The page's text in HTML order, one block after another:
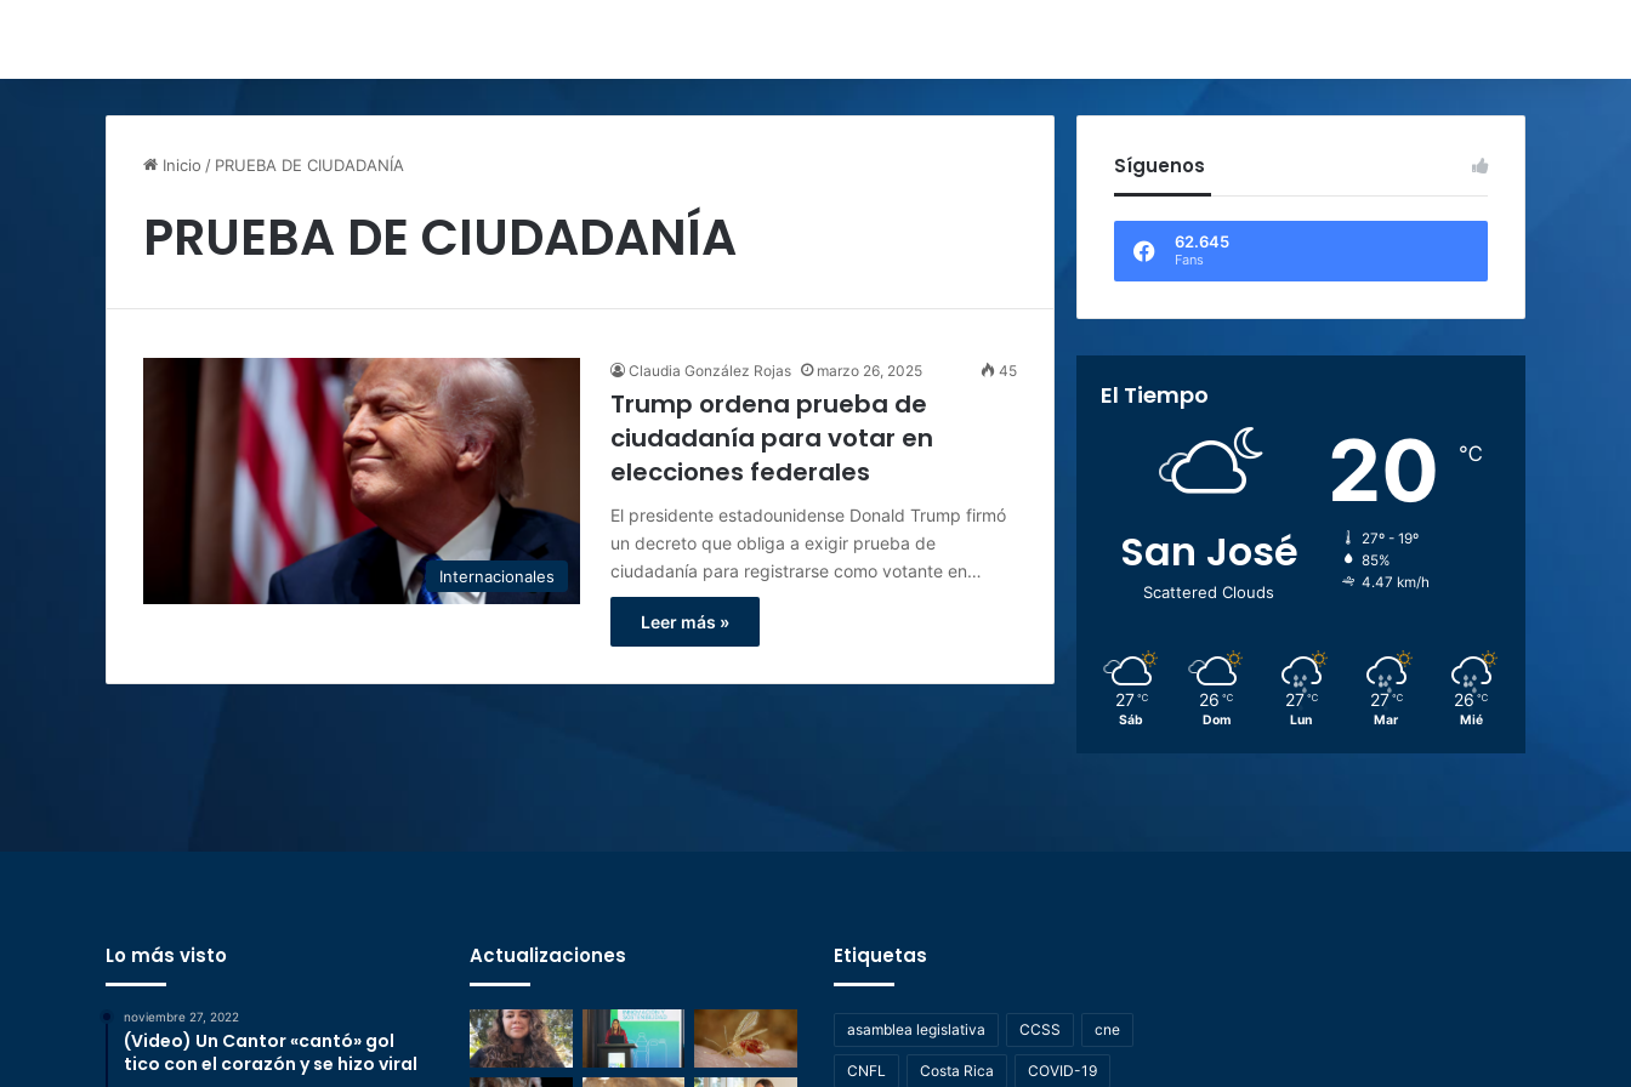
Inicio / PRUEBA DE CIUDADANÍA
PRUEBA DE CIUDADANÍA
Internacionales
Claudia González Rojas marzo 26, 2025 45
Trump ordena prueba de
ciudadanía para votar en
elecciones federales
El presidente estadounidense Donald Trump firmó
un decreto que obliga a exigir prueba de
ciudadanía para registrarse como votante en…
Leer más »
Síguenos
62.645
Fans
El Tiempo
San José
Scattered Clouds
20 ℃
27º - 19º
85%
4.47 km/h
27 ℃
Sáb
26 ℃
Dom
27 ℃
Lun
27 ℃
Mar
26 ℃
Mié
Lo más visto
noviembre 27, 2022
(Video) Un Cantor «cantó» gol
tico con el corazón y se hizo viral
Actualizaciones Etiquetas
asamblea legislativa CCSS cne
CNFL Costa Rica COVID-19